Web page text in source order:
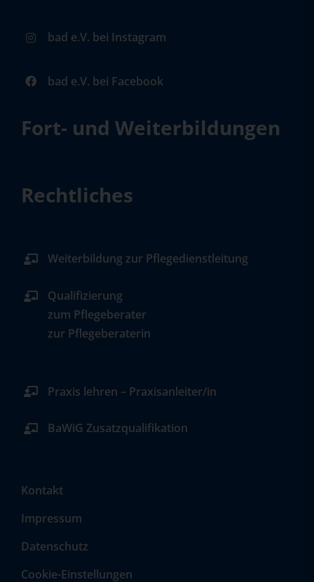
bad e.V. bei Instagram
bad e.V. bei Facebook
Fort- und Weiterbildungen
Rechtliches
Weiterbildung zur Pflegedienstleitung
Qualifizierung
zum Pflegeberater
zur Pflegeberaterin
Praxis lehren – Praxisanleiter/in
BaWiG Zusatzqualifikation
Kontakt
Impressum
Datenschutz
Cookie-Einstellungen